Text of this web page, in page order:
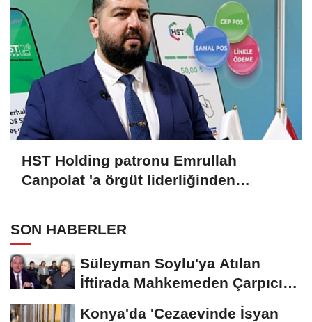
HST Holding patronu Emrullah
Canpolat 'a örgüt liderliğinden
SON HABERLER
Süleyman Soylu'ya Atılan
İftirada Mahkemeden Çarpıcı
Konya'da 'Cezaevinde İsyan